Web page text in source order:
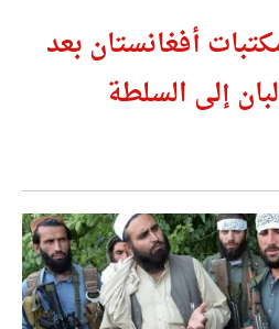
من مكتبات أفغانستان بعد
إلى السلطة